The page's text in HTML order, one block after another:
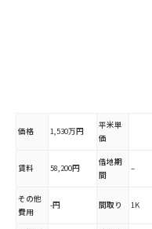
価格 1,530万円
平米単
価
賃料 58,200円
借地期
間
–
その他
費用
-円 間取り 1K